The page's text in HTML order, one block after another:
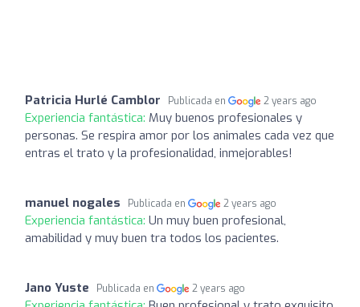
Patricia Hurlé Camblor Publicada en 2 years ago
Experiencia fantástica: Muy buenos profesionales y
personas. Se respira amor por los animales cada vez que
entras el trato y la profesionalidad, inmejorables!
manuel nogales Publicada en 2 years ago
Experiencia fantástica: Un muy buen profesional,
amabilidad y muy buen tra todos los pacientes.
Jano Yuste Publicada en 2 years ago